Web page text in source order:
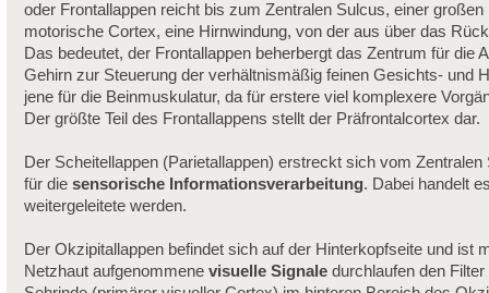
oder Frontallappen reicht bis zum Zentralen Sulcus, einer
motorische Cortex, eine Hirnwindung, von der aus über das
Das bedeutet, der Frontallappen beherbergt das Zentrum für die
Gehirn zur Steuerung der verhältnismäßig feinen Gesichts- und
jene für die Beinmuskulatur, da für erstere viel komplexere
Der größte Teil des Frontallappens stellt der Präfrontalcortex dar.
Der Scheitellappen (Parietallappen) erstreckt sich vom
für die sensorische Informationsverarbeitung. Dabei handelt
weitergeleitete werden.
Der Okzipitallappen befindet sich auf der Hinterkopfseite und ist
Netzhaut aufgenommene visuelle Signaledurchlaufen den Filter